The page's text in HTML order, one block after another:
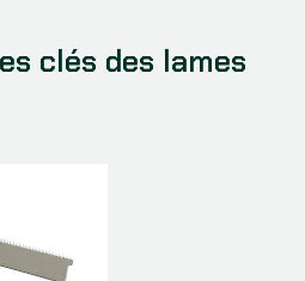
clés des lames